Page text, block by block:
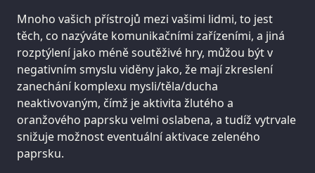
Mnoho vašich přístrojů mezi vašimi lidmi, to jest
těch, co nazýváte komunikačními zařízeními, a jiná
rozptýlení jako méně soutěživé hry, můžou být v
negativním smyslu viděny jako, že mají zkreslení
zanechání komplexu mysli/těla/ducha
neaktivovaným, čímž je aktivita žlutého a
oranžového paprsku velmi oslabena, a tudíž vytrvale
snižuje možnost eventuální aktivace zeleného
paprsku.